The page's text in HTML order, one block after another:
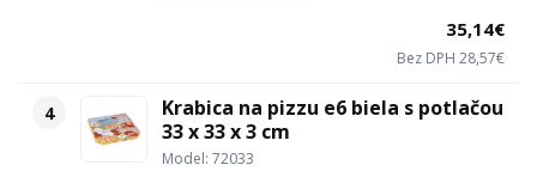
35,14€
Bez DPH 28,57€
4
Krabica na pizzu e6 biela s potlačou
33 x 33 x 3 cm
Model: 72033